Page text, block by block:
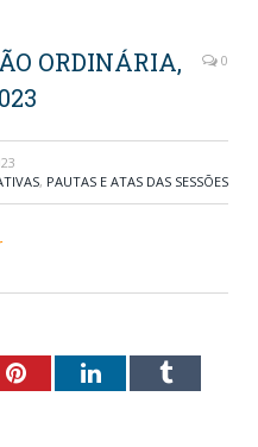
ORDINÁRIA,
0
, PAUTAS E ATAS DAS SESSÕES
PinterestLinkedInTumblr